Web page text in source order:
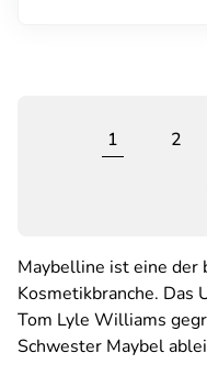
1 2
Maybelline ist eine der
Kosmetikbranche. Das
Tom Lyle Williams
Schwester Maybel